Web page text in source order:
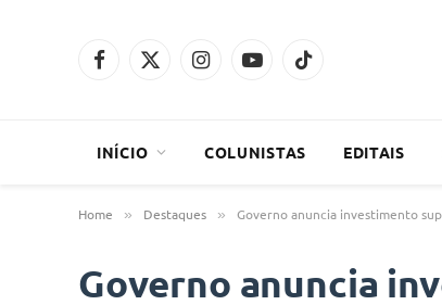
Facebook
X
InstagramYouTubeTikTok
INÍCIO COLUNISTAS EDITAIS
Home » Destaques » Governo anuncia investimento
Governo anuncia